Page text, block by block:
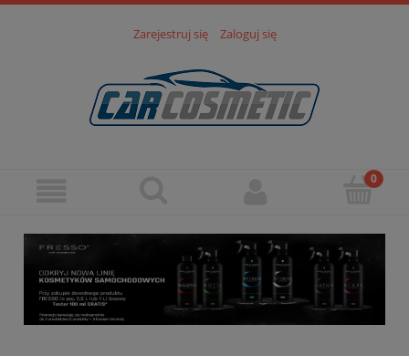
Zarejestruj się Zaloguj się